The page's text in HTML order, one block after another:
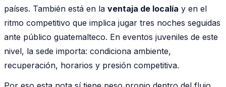
países. También está en la ventaja de localía y en el
ritmo competitivo que implica jugar tres noches seguidas
ante público guatemalteco. En eventos juveniles de este
nivel, la sede importa: condiciona ambiente,
recuperación, horarios y presión competitiva.